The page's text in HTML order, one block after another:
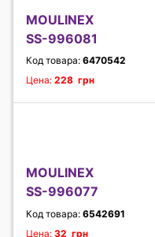
MOULINEX
SS-996081
Код товара: 6470542
Цена: 228 грн
MOULINEX
SS-996077
Код товара: 6542691
Цена: 32 грн